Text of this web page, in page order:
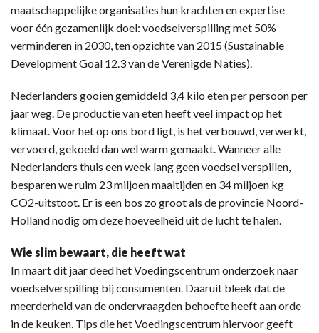
maatschappelijke organisaties hun krachten en expertise
voor één gezamenlijk doel: voedselverspilling met 50%
verminderen in 2030, ten opzichte van 2015 (Sustainable
Development Goal 12.3 van de Verenigde Naties).
Nederlanders gooien gemiddeld 3,4 kilo eten per persoon per
jaar weg. De productie van eten heeft veel impact op het
klimaat. Voor het op ons bord ligt, is het verbouwd, verwerkt,
vervoerd, gekoeld dan wel warm gemaakt. Wanneer alle
Nederlanders thuis een week lang geen voedsel verspillen,
besparen we ruim 23 miljoen maaltijden en 34 miljoen kg
CO2-uitstoot. Er is een bos zo groot als de provincie Noord-
Holland nodig om deze hoeveelheid uit de lucht te halen.
Wie slim bewaart, die heeft wat
In maart dit jaar deed het Voedingscentrum onderzoek naar
voedselverspilling bij consumenten. Daaruit bleek dat de
meerderheid van de ondervraagden behoefte heeft aan orde
in de keuken. Tips die het Voedingscentrum hiervoor geeft